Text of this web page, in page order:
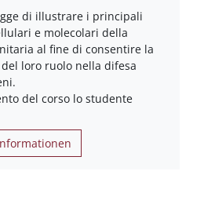
di illustrare i principali
e molecolari della
al fine di consentire la
loro ruolo nella difesa
del corso lo studente